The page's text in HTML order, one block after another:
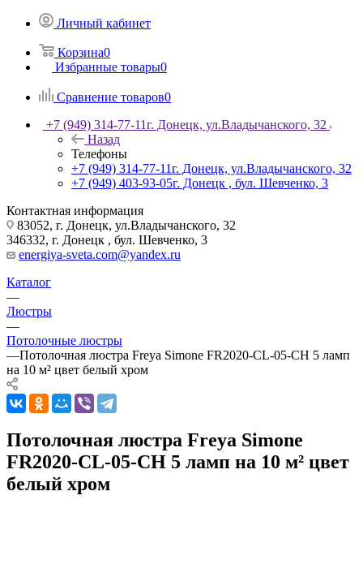
Личный кабинет
Корзина0
Избранные товары0
Сравнение товаров0
+7 (949) 314-77-11г. Донецк, ул.Владычанского, 32
Назад
Телефоны
+7 (949) 314-77-11г. Донецк, ул.Владычанского, 32
+7 (949) 403-93-05г. Донецк , бул. Шевченко, 3
Контактная информация
83052, г. Донецк, ул.Владычанского, 32
346332, г. Донецк , бул. Шевченко, 3
energiya-sveta.com@yandex.ru
Каталог
—
Люстры
—
Потолочные люстры
—Потолочная люстра Freya Simone FR2020-CL-05-CH 5 ламп
на 10 м² цвет белый хром
Потолочная люстра Freya Simone
FR2020-CL-05-CH 5 ламп на 10 м² цвет
белый хром